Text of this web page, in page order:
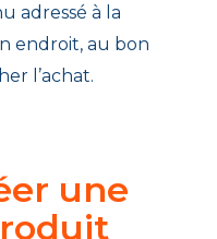
adressé à la
endroit, au bon
l’achat.
une